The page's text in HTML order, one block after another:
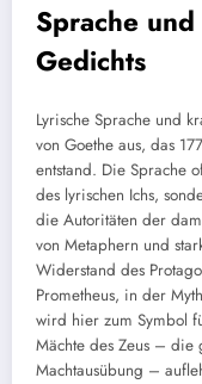
Sprache
Gedichts
Lyrische Sprache und
von Goethe aus, das
entstand. Die Sprache
des lyrischen Ichs,
die Autoritäten der
von Metaphern und
Widerstand des
Prometheus, in der
wird hier zum Symbol
Mächte des Zeus – die
Machtausübung –